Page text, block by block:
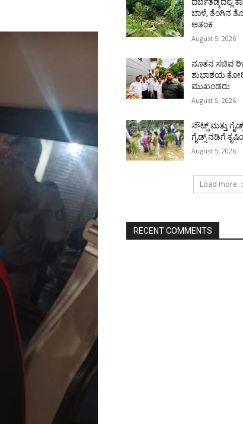
ಬಾಳೆ, ತೆಂಗಿನ
ಆತಂಕ
August 5, 2026
ನೂತನ ಸಚಿವ
ಶುಭಾಶಯ
ಮುಖಂಡರು
August 5, 2026
ಸೌಟ್ಸ್ ಮತ್ತು
ಗೈಡ್ಸ್ ನಡಿಗೆ
August 5, 2026
Load more
RECENT COMMENTS